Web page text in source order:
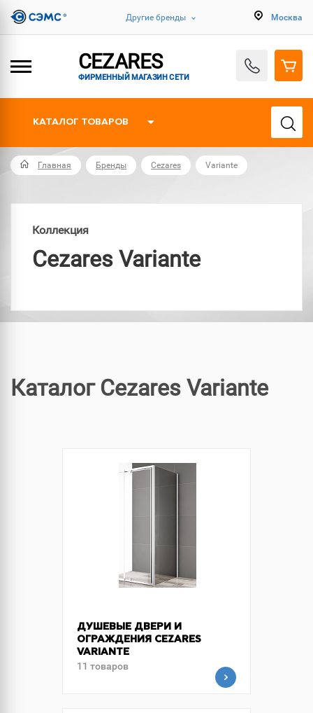
Другие бренды Москва
CEZARES
ФИРМЕННЫЙ МАГАЗИН СЕТИ
КАТАЛОГ ТОВАРОВ
Главная Бренды Cezares Variante
Коллекция
Cezares Variante
Каталог Cezares Variante
ДУШЕВЫЕ ДВЕРИ И
ОГРАЖДЕНИЯ CEZARES
VARIANTE
11 товаров